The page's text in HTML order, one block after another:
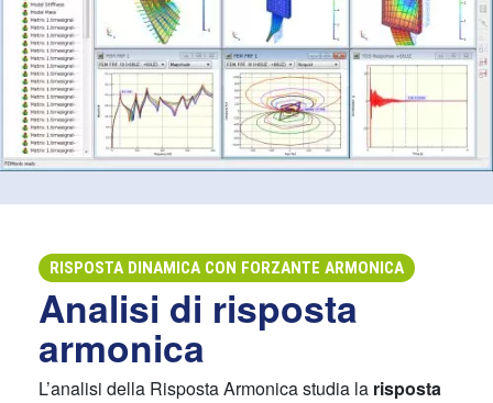
RISPOSTA DINAMICA CON FORZANTE ARMONICA
Analisi di risposta
armonica
L’analisi della Risposta Armonica studia la risposta